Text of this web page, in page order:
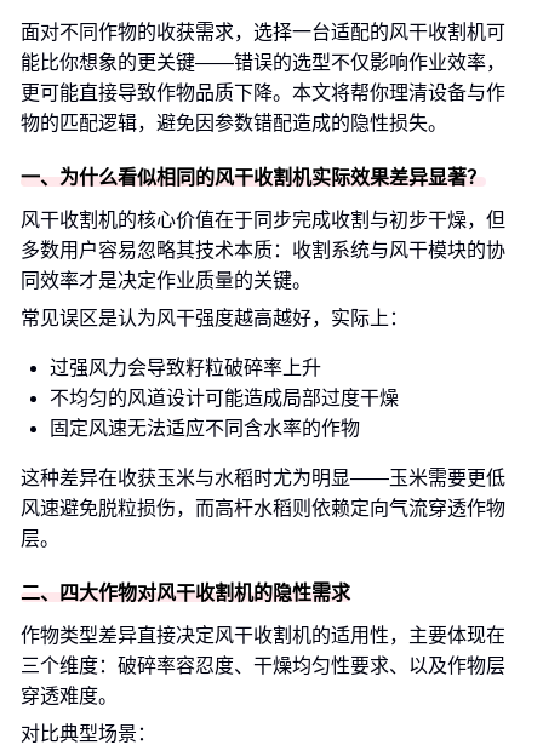
面对不同作物的收获需求，选择一台适配的风干收割机可
能比你想象的更关键——错误的选型不仅影响作业效率，
更可能直接导致作物品质下降。本文将帮你理清设备与作
物的匹配逻辑，避免因参数错配造成的隐性损失。
一、为什么看似相同的风干收割机实际效果差异显著？
风干收割机的核心价值在于同步完成收割与初步干燥，但
多数用户容易忽略其技术本质：收割系统与风干模块的协
同效率才是决定作业质量的关键。
常见误区是认为风干强度越高越好，实际上：
过强风力会导致籽粒破碎率上升
不均匀的风道设计可能造成局部过度干燥
固定风速无法适应不同含水率的作物
这种差异在收获玉米与水稻时尤为明显——玉米需要更低
风速避免脱粒损伤，而高杆水稻则依赖定向气流穿透作物
层。
二、四大作物对风干收割机的隐性需求
作物类型差异直接决定风干收割机的适用性，主要体现在
三个维度：破碎率容忍度、干燥均匀性要求、以及作物层
穿透难度。
对比典型场景：